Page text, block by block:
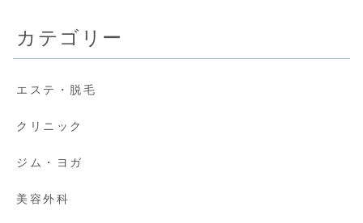
カテゴリー
エステ・脱毛
クリニック
ジム・ヨガ
美容外科